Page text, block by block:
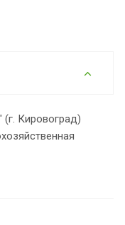
Кировоград)